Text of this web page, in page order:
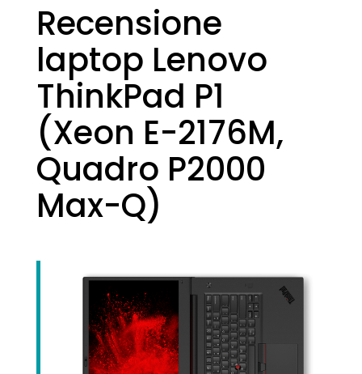
Recensione
laptop Lenovo
ThinkPad P1
(Xeon E-2176M,
Quadro P2000
Max-Q)